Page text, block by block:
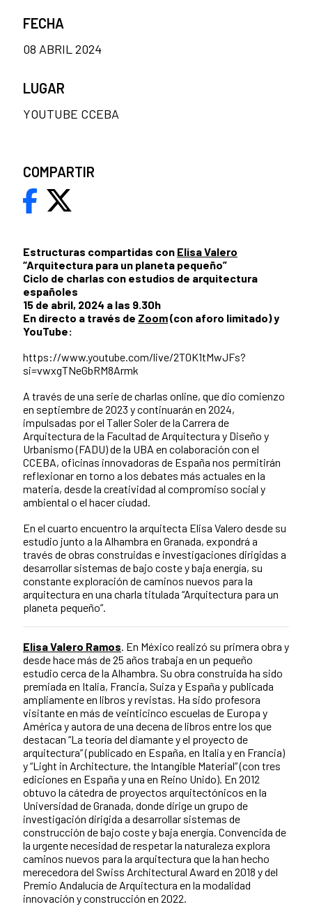
Estructuras compartidas con Elisa Valero
“Arquitectura para un planeta pequeño”
Ciclo de charlas con estudios de arquitectura
españoles
15 de abril, 2024 a las 9.30h
En directo a través de Zoom(con aforo limitado) y
YouTube:
https://www.youtube.com/live/2T0K1tMwJFs?
si=vwxgTNeGbRM8Armk
A través de una serie de charlas online, que dio comienzo
en septiembre de 2023 y continuarán en 2024,
impulsadas por el Taller Soler de la Carrera de
Arquitectura de la Facultad de Arquitectura y Diseño y
Urbanismo (FADU) de la UBA en colaboración con el
CCEBA, oficinas innovadoras de España nos permitirán
reflexionar en torno a los debates más actuales en la
materia, desde la creatividad al compromiso social y
ambiental o el hacer ciudad.
En el cuarto encuentro la arquitecta Elisa Valero desde su
estudio junto a la Alhambra en Granada, expondrá a
través de obras construidas e investigaciones dirigidas a
desarrollar sistemas de bajo coste y baja energía, su
constante exploración de caminos nuevos para la
arquitectura en una charla titulada “Arquitectura para un
planeta pequeño”.
Elisa Valero Ramos . En México realizó su primera obra y
desde hace más de 25 años trabaja en un pequeño
estudio cerca de la Alhambra. Su obra construida ha sido
premiada en Italia, Francia, Suiza y España y publicada
ampliamente en libros y revistas. Ha sido profesora
visitante en más de veinticinco escuelas de Europa y
América y autora de una decena de libros entre los que
destacan “La teoría del diamante y el proyecto de
arquitectura” (publicado en España, en Italia y en Francia)
y “Light in Architecture, the Intangible Material” (con tres
ediciones en España y una en Reino Unido). En 2012
obtuvo la cátedra de proyectos arquitectónicos en la
Universidad de Granada, donde dirige un grupo de
investigación dirigida a desarrollar sistemas de
construcción de bajo coste y baja energía. Convencida de
la urgente necesidad de respetar la naturaleza explora
caminos nuevos para la arquitectura que la han hecho
merecedora del Swiss Architectural Award en 2018 y del
Premio Andalucía de Arquitectura en la modalidad
innovación y construcción en 2022.
FECHA
08 ABRIL 2024
LUGAR
YOUTUBE CCEBA
COMPARTIR